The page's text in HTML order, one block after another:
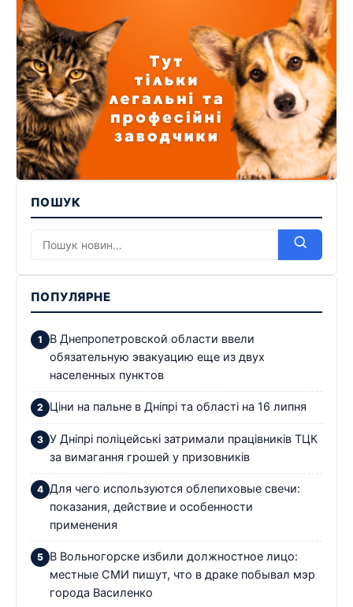
ПОШУК
ПОПУЛЯРНЕ
В Днепропетровской области ввели
обязательную эвакуацию еще из двух
населенных пунктов
Ціни на пальне в Дніпрі та області на 16 липня
У Дніпрі поліцейські затримали працівників ТЦК
за вимагання грошей у призовників
Для чего используются облепиховые свечи:
показания, действие и особенности
применения
В Вольногорске избили должностное лицо:
местные СМИ пишут, что в драке побывал мэр
города Василенко